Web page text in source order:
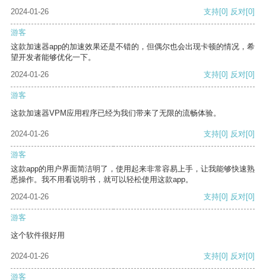
2024-01-26
支持[0] 反对[0]
游客
这款加速器app的加速效果还是不错的，但偶尔也会出现卡顿的情况，希
望开发者能够优化一下。
2024-01-26
支持[0] 反对[0]
游客
这款加速器VPM应用程序已经为我们带来了无限的流畅体验。
2024-01-26 支持[0] 反对[0]
游客
这款app的用户界面简洁明了，使用起来非常容易上手，让我能够快速熟
悉操作。我不用看说明书，就可以轻松使用这款app。
2024-01-26
支持[0] 反对[0]
游客
这个软件很好用
2024-01-26 支持[0] 反对[0]
游客